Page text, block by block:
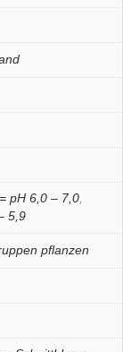
pH 6,0 – 7,0
5,9
pflanzen